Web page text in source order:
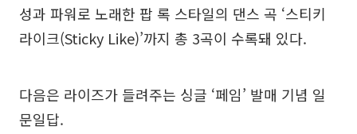
성과 파워로 노래한 팝 록 스타일의 댄스 곡 ‘스티키
라이크(Sticky Like)’까지 총 3곡이 수록돼 있다.
다음은 라이즈가 들려주는 싱글 ‘페임’ 발매 기념 일
문일답.